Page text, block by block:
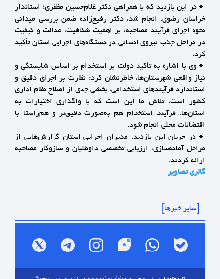
🔹در این بازدید که با همراهی دکتر غلام‌حسین مظفری؛ استاندار
خراسان رضوی، انجام شد، دکتر رفیع‌زاده ضمن بررسی میدانی
نحوه اجرای فرآیند مصاحبه، بر اهمیت شفافیت، عدالت و کیفیت
در مراحل جذب نیروی انسانی در دستگاه‌های اجرایی استان تأکید
کرد.
🔹وی با اشاره به تأکید دولت بر استخدام بر اساس شایستگی و
نیاز واقعی شهرستان‌ها، خاطرنشان کرد: نظارت بر اجرای دقیق و
استاندارد فرآیندهای استخدامی، بخشی جدی از اصلاح نظام اداری
کشور است. تلاش ما این است که با واگذاری اختیارات به
استان‌ها، فرآیند استخدام هم به‌صورت دقیق‌تر و هم‌راستا با
اقتضائات محلی انجام شود.
🔹در جریان این بازدید، مدیران اجرایی استان گزارش‌هایی از
مراحل آماده‌سازی، ارزیابی تخصصی داوطلبان و سازوکار مصاحبه
ارائه کردند.
گالری تصاویر
[سایر خبرها]